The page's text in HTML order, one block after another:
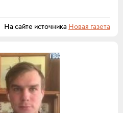
На сайте источника Новая газета